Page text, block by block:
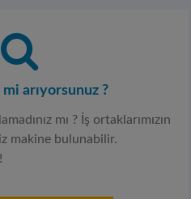
arıyorsunuz ?
mı ? İş ortaklarımızın
makine bulunabilir.